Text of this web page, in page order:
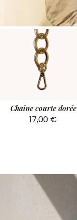
Chaine courte dorée
17,00 €